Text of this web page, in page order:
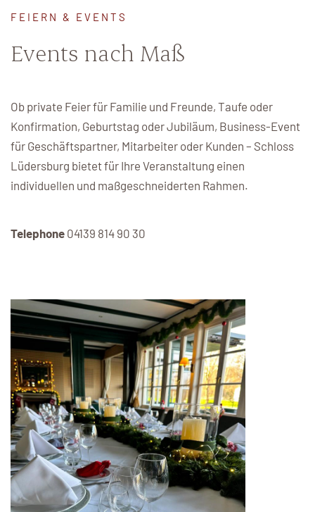
Gutscheine
Startzeit
Ihren Wunschtermin!
Startzeit buchen
Lüdersburg
Jetzt Mitglied werden
FEIERN & EVENTS
Events nach Maß
Ob private Feier für Familie und Freunde, Taufe oder
Konfirmation, Geburtstag oder Jubiläum, Business-Event
für Geschäftspartner, Mitarbeiter oder Kunden – Schloss
Lüdersburg bietet für Ihre Veranstaltung einen
individuellen und maßgeschneiderten Rahmen.
Telephone 04139 814 90 30